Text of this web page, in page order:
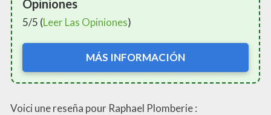
Opiniones
5/5 (Leer Las Opiniones)
MÁS INFORMACIÓN
Voici une reseña pour Raphael Plomberie :